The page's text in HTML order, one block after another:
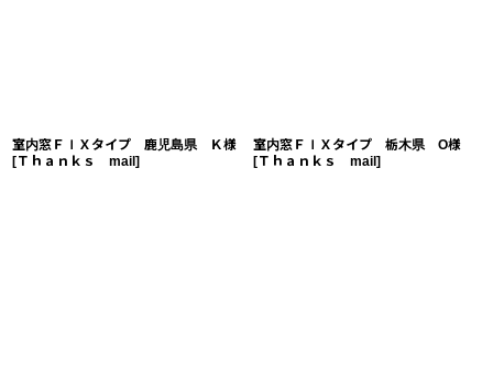
室内窓ＦＩＸタイプ 鹿児島県 Ｋ様
[Ｔｈａｎｋｓ mail ]
室内窓ＦＩＸタイプ 栃木県 O様
[Ｔｈａｎｋｓ mail ]